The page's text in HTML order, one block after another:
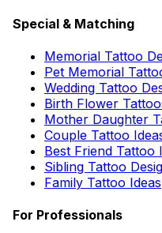
Special & Matching
Memorial Tattoo
Pet Memorial
Wedding Tattoo
Birth Flower
Mother Daughter
Couple Tattoo
Best Friend Tattoo
Sibling Tattoo
Family Tattoo Ideas
For Professionals